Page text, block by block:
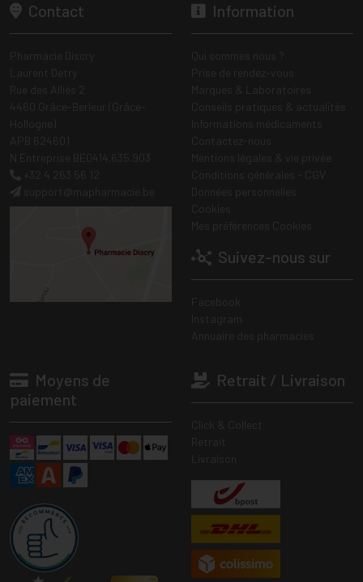
Contact Information
Suivez-nous sur
Moyens de
paiement
Retrait / Livraison